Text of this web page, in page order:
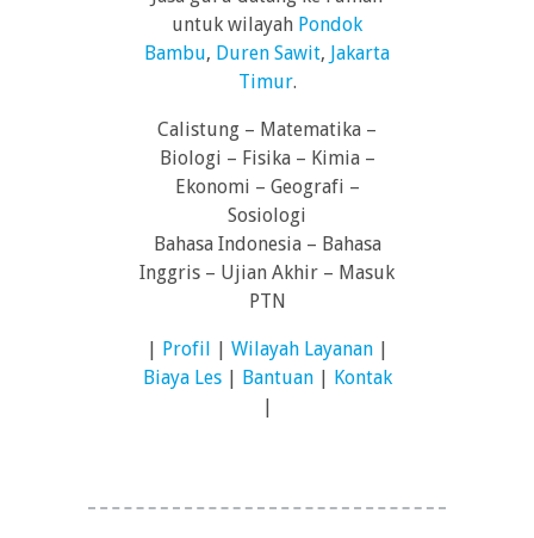
untuk wilayah Pondok
Bambu, Duren Sawit, Jakarta
Timur.
Calistung – Matematika –
Biologi – Fisika – Kimia –
Ekonomi – Geografi –
Sosiologi
Bahasa Indonesia – Bahasa
Inggris – Ujian Akhir – Masuk
PTN
| Profil | Wilayah Layanan|
Biaya Les| Bantuan| Kontak
|